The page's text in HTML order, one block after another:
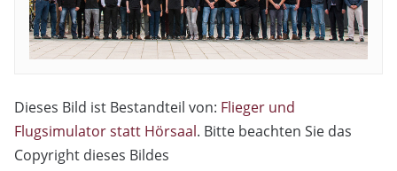
Dieses Bild ist Bestandteil von: Flieger und
Flugsimulator statt Hörsaal. Bitte beachten Sie das
Copyright dieses Bildes